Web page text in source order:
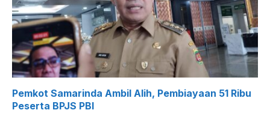
Pemkot Samarinda Ambil Alih, Pembiayaan 51 Ribu
Peserta BPJS PBI